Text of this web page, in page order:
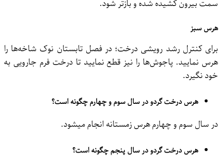
سمت بیرون کشیده شده و بازتر شود.
هرس سبز
برای کنترل رشد رویشی درخت؛ در فصل تابستان نوک شاخه‌ها را
هرس نمایید. پاجوش‌ها را نیز قطع نمایید تا درخت فرم جارویی به
خود نگیرد.
هرس درخت گردو در سال سوم و چهارم چگونه است؟
در سال سوم و چهارم هرس زمستانه انجام میشود.
هرس درخت گردو در سال پنجم چگونه است؟